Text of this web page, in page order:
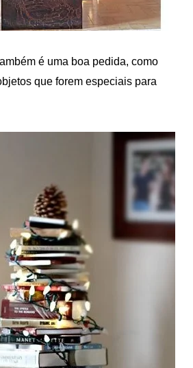
é uma boa pedida, como
que forem especiais para